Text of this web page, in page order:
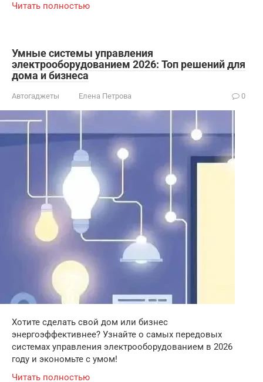
Читать полностью
Умные системы управления
электрооборудованием 2026: Топ решений для
дома и бизнеса
Автогаджеты Елена Петрова 0
Хотите сделать свой дом или бизнес
энергоэффективнее? Узнайте о самых передовых
системах управления электрооборудованием в 2026
году и экономьте с умом!
Читать полностью